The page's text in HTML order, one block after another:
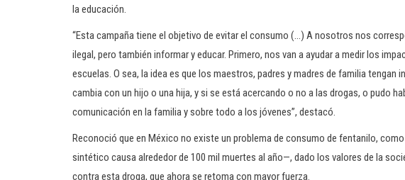
la educación.
“Esta campaña tiene el objetivo de evitar el consumo (…) A nosotros nos
ilegal, pero también informar y educar. Primero, nos van a ayudar a medir los
escuelas. O sea, la idea es que los maestros, padres y madres de familia tengan
cambia con un hijo o una hija, y si se está acercando o no a las drogas, o pudo
comunicación en la familia y sobre todo a los jóvenes”, destacó.
Reconoció que en México no existe un problema de consumo de fentanilo,
sintético causa alrededor de 100 mil muertes al año—, dado los valores de la
contra esta droga, que ahora se retoma con mayor fuerza.